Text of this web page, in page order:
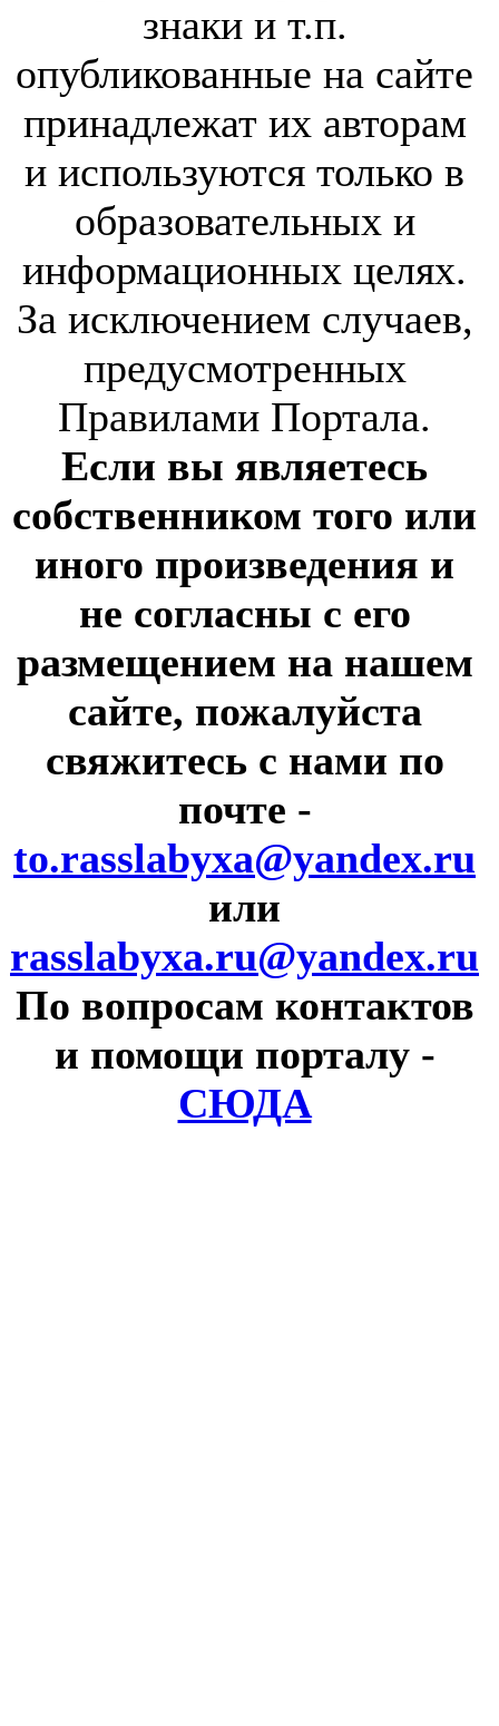
знаки и т.п.
опубликованные на сайте
принадлежат их авторам
и используются только в
образовательных и
информационных целях.
За исключением случаев,
предусмотренных
Правилами Портала.
Если вы являетесь
собственником того или
иного произведения и
не согласны с его
размещением на нашем
сайте, пожалуйста
свяжитесь с нами по
почте -
to.rasslabyxa@yandex.ru
или
rasslabyxa.ru@yandex.ru
По вопросам контактов
и помощи порталу -
СЮДА